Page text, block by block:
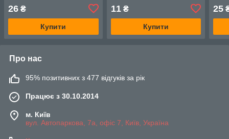
26 ₴
Купити
11₴
Купити
25
Про нас
95% позитивних з 477 відгуків за рік
Працює з 30.10.2014
м. Київ
вул. Автопаркова, 7а, офіс 7, Київ, Україна